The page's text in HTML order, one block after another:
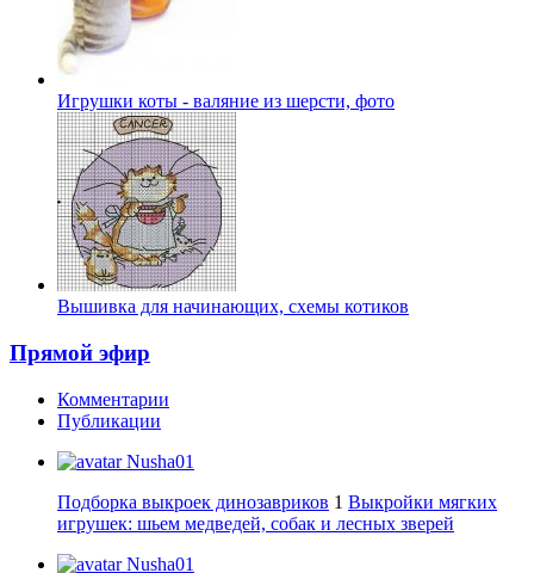
Игрушки коты - валяние из шерсти, фото
Вышивка для начинающих, схемы котиков
Прямой эфир
Комментарии
Публикации
Nusha01
Подборка выкроек динозавриков 1 Выкройки мягких
игрушек: шьем медведей, собак и лесных зверей
Nusha01